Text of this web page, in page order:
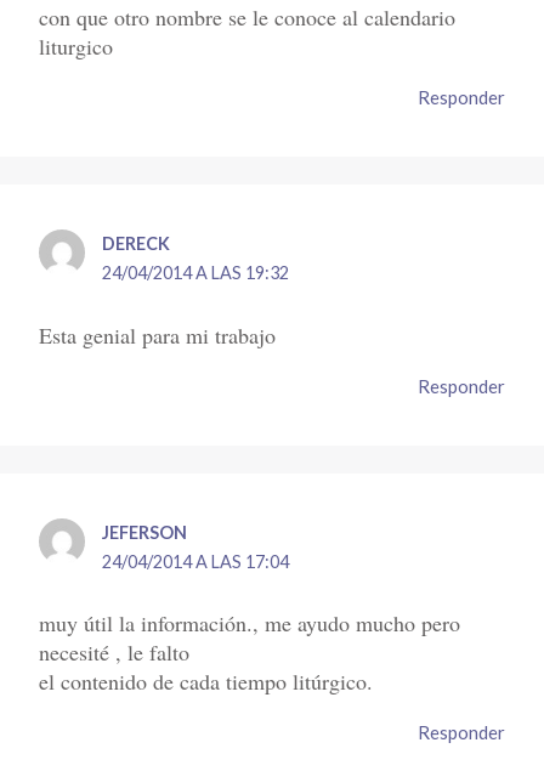
con que otro nombre se le conoce al calendario
liturgico
Responder
DERECK
24/04/2014 A LAS 19:32
Esta genial para mi trabajo
Responder
JEFERSON
24/04/2014 A LAS 17:04
muy útil la información., me ayudo mucho pero
necesité , le falto
el contenido de cada tiempo litúrgico.
Responder